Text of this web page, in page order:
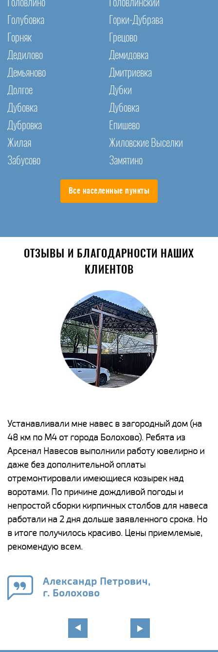
Головлино
Головлинский
Голубовка
Горки-Дубрава
Горняк
Грецово
Дедилово
Демидовка
Демьяново
Дмитриевка
Долгое
Дубки
Дубовка
Дубовка
Дубровка
Епишево
Жилая
Жиловские Выселки
Забусово
Замятино
Все населенные пункты
ОТЗЫВЫ И БЛАГОДАРНОСТИ НАШИХ
КЛИЕНТОВ
Устанавливали мне навес в загородный дом (на
48 км по М4 от города Болохово). Ребята из
Арсенал Навесов выполнили работу ювелирно и
даже без дополнительной оплаты
отремонтировали имеющиеся козырек над
воротами. По причине дождливой погоды и
непростой сборки кирпичных столбов для навеса
работали на 2 дня дольше заявленного срока. Но
в итоге получилось красиво. Цены приемлемые,
рекомендую всем.
Александр Петрович,
г. Болохово